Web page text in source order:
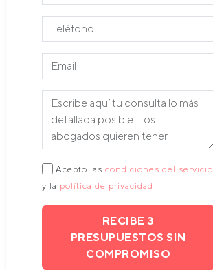
Acepto las condiciones del servicio
y la política de privacidad
RECIBE 3
PRESUPUESTOS SIN
COMPROMISO